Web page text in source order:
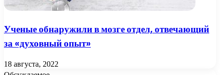
Ученые обнаружили в мозге отдел, отвечающий
за «духовный опыт»
18 августа, 2022